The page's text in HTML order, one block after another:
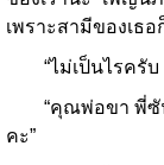
เพราะสามีของเธ
“ไม่เป็นไรครับ
“คุณพ่อขา พี่ซันแ
คะ”